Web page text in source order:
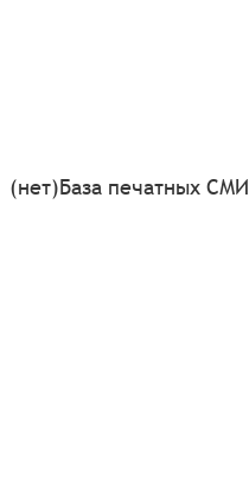
(нет)База печатных СМИ